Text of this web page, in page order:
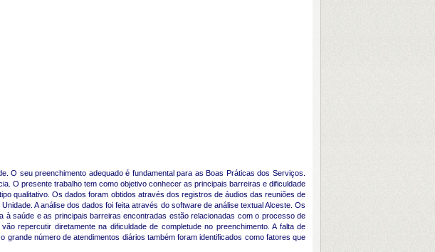
O seu preenchimento adequado é fundamental para as Boas Práticas dos Serviços.
O presente trabalho tem como objetivo conhecer as principais barreiras e dificuldade
qualitativo. Os dados foram obtidos através dos registros de áudios das reuniões de
A análise dos dados foi feita através do software de análise textual Alceste. Os
saúde e as principais barreiras encontradas estão relacionadas com o processo de
repercutir diretamente na dificuldade de completude no preenchimento. A falta de
número de atendimentos diários também foram identificados como fatores que